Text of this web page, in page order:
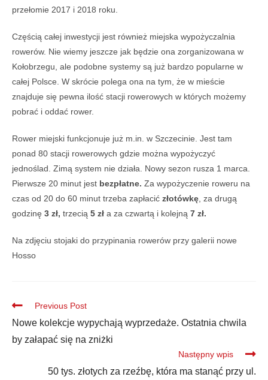
przełomie 2017 i 2018 roku.
Częścią całej inwestycji jest również miejska wypożyczalnia
rowerów. Nie wiemy jeszcze jak będzie ona zorganizowana w
Kołobrzegu, ale podobne systemy są już bardzo popularne w
całej Polsce. W skrócie polega ona na tym, że w mieście
znajduje się pewna ilość stacji rowerowych w których możemy
pobrać i oddać rower.
Rower miejski funkcjonuje już m.in. w Szczecinie. Jest tam
ponad 80 stacji rowerowych gdzie można wypożyczyć
jednoślad. Zimą system nie działa. Nowy sezon rusza 1 marca.
Pierwsze 20 minut jest bezpłatne. Za wypożyczenie roweru na
czas od 20 do 60 minut trzeba zapłacić złotówkę , za drugą
godzinę 3 zł, trzecią 5 zł a za czwartą i kolejną 7 zł.
Na zdjęciu stojaki do przypinania rowerów przy galerii nowe
Hosso
Previous Post
Nowe kolekcje wypychają wyprzedaże. Ostatnia chwila
by załapać się na zniżki
Następny wpis
50 tys. złotych za rzeźbę, która ma stanąć przy ul.